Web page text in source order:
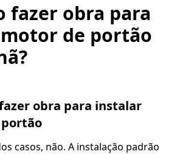
fazer obra para
de portão
obra para instalar
casos, não. A instalação padrão